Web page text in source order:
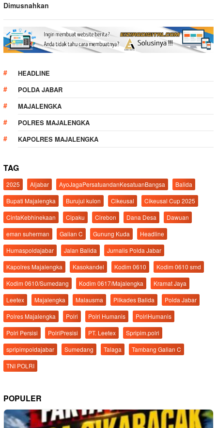
Dimusnahkan
HEADLINE
POLDA JABAR
MAJALENGKA
POLRES MAJALENGKA
KAPOLRES MAJALENGKA
TAG
2025 Aljabar AyoJagaPersatuandanKesatuanBangsa
Balida
Bupati Majalengka
Burujul kulon Cikeusal
Cikeusal Cup 2025
CintaKebhinekaan
Cipaku Cirebon Dana Desa
Dawuan
eman suherman
Galian C Gunung Kuda
Headline
Humaspoldajabar
Jalan Balida
Jurnalis Polda Jabar
Kapolres Majalengka
Kasokandel Kodim 0610
Kodim 0610 smd
Kodim 0610/Sumedang
Kodim 0617/Majalengka
Kramat Jaya
Leetex
Majalengka Malausma Pilkades Balida
Polda Jabar
Polres Majalengka
Polri Polri Humanis
PolriHumanis
Polri Persisi
PolriPresisi PT. Leetex
Spripim.polri
spripimpoldajabar
Sumedang Talaga
Tambang Galian C
TNI POLRI
POPULER